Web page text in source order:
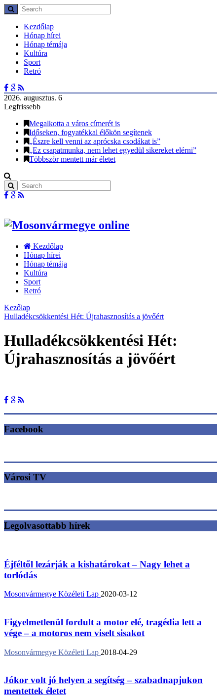
Kezdőlap
Hónap hírei
Hónap témája
Kultúra
Sport
Retró
2026. augusztus. 6
Legfrissebb
Megalkotta a város címerét is
Időseken, fogyatékkal élőkön segítenek
„Észre kell venni az aprócska csodákat is”
„Ez csapatmunka, nem lehet egyedül sikereket elérni”
Többször mentett már életet
Kezdőlap
Hónap hírei
Hónap témája
Kultúra
Sport
Retró
Kezőlap
Hulladékcsökkentési Hét: Újrahasznosítás a jövőért
Hulladékcsökkentési Hét:
Újrahasznosítás a jövőért
Facebook
Városi TV
Legolvasottabb hírek
Éjféltől lezárják a kishatárokat – Nagy lehet a
torlódás
Mosonvármegye Közéleti Lap 2020-03-12
Figyelmetlenül fordult a motor elé, tragédia lett a
vége – a motoros nem viselt sisakot
Mosonvármegye Közéleti Lap 2018-04-29
Jókor volt jó helyen a segítség – szabadnapjukon
mentettek életet